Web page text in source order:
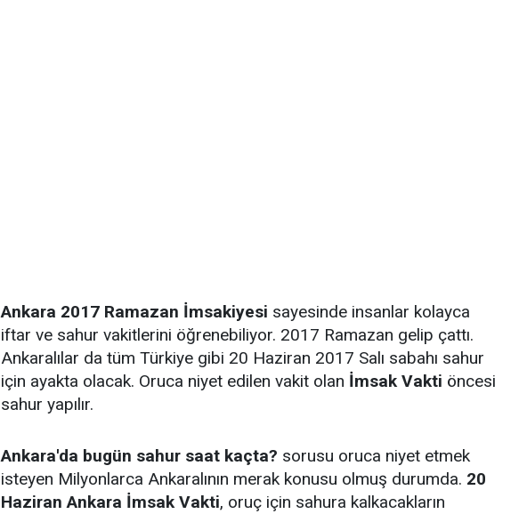
Ankara 2017 Ramazan İmsakiyesi sayesinde insanlar kolayca
iftar ve sahur vakitlerini öğrenebiliyor. 2017 Ramazan gelip çattı.
Ankaralılar da tüm Türkiye gibi 20 Haziran 2017 Salı sabahı sahur
için ayakta olacak. Oruca niyet edilen vakit olan İmsak Vakti öncesi
sahur yapılır.
Ankara'da bugün sahur saat kaçta? sorusu oruca niyet etmek
isteyen Milyonlarca Ankaralının merak konusu olmuş durumda. 20
Haziran Ankara İmsak Vakti, oruç için sahura kalkacakların